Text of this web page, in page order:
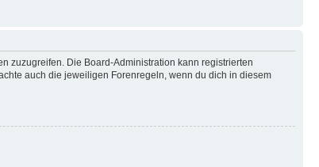
zuzugreifen. Die Board-Administration kann registrierten
auch die jeweiligen Forenregeln, wenn du dich in diesem